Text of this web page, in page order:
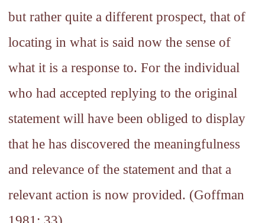
but rather quite a different prospect, that of
locating in what is said now the sense of
what it is a response to. For the individual
who had accepted replying to the original
statement will have been obliged to display
that he has discovered the meaningfulness
and relevance of the statement and that a
relevant action is now provided. (Goffman